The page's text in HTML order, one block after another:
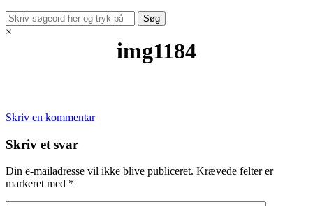
×
img1184
Skriv en kommentar
Skriv et svar
Din e-mailadresse vil ikke blive publiceret. Krævede felter er
markeret med *